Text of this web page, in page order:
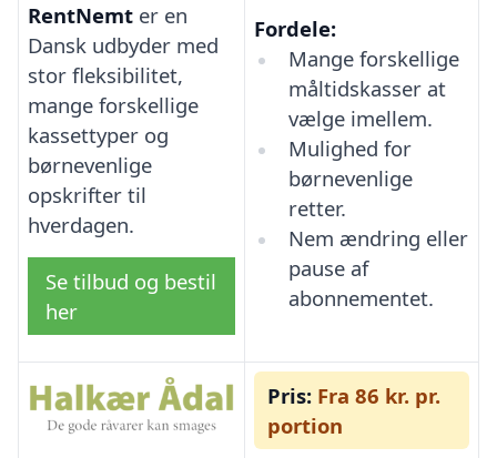
RentNemt er en
Dansk udbyder med
stor fleksibilitet,
mange forskellige
kassettyper og
børnevenlige
opskrifter til
hverdagen.
Se tilbud og bestil
her
Fordele:
Mange forskellige
måltidskasser at
vælge imellem.
Mulighed for
børnevenlige
retter.
Nem ændring eller
pause af
abonnementet.
Pris: Fra 86 kr. pr.
portion